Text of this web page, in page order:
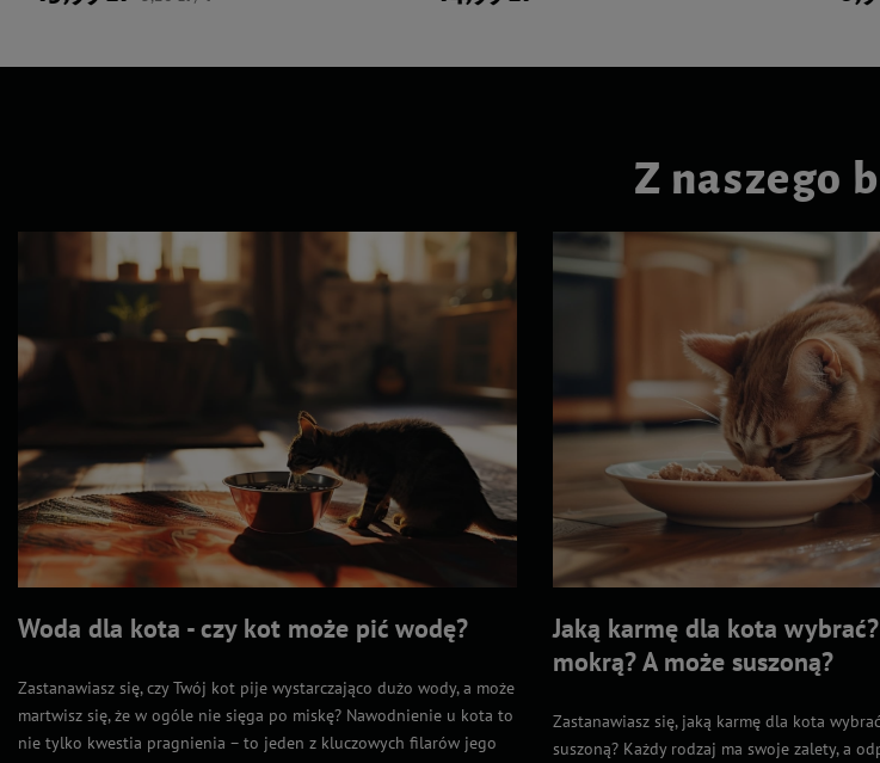
Z naszego
Woda dla kota - czy kot może pić wodę?
Zastanawiasz się, czy Twój kot pije wystarczająco dużo wody, a może
martwisz się, że w ogóle nie sięga po miskę? Nawodnienie u kota to
nie tylko kwestia pragnienia – to jeden z kluczowych filarów jego
Jaką karmę dla kota
mokrą? A może suszoną?
Zastanawiasz się, jaką karmę dla kota
suszoną? Każdy rodzaj ma swoje zalety, a